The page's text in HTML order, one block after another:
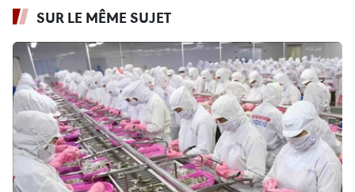
SUR LE MÊME SUJET